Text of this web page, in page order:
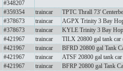
#348207
#359354 traincar
TPTC Thrall 73'
#378673 traincar
AGPX Trinity 3 Bay
#378673 traincar
KYLE Trinity 3 Bay
#421967 traincar
TILX 20800 gal tank car
#421967 traincar
BFRD 20800 gal Tank
#421967 traincar
ATSF 20800 gal tank car
#421967 traincar
BFRP 20800 gal Tank